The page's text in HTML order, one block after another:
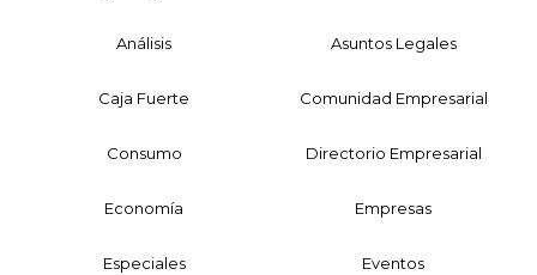
Análisis Asuntos Legales
Caja Fuerte Comunidad Empresarial
Consumo Directorio Empresarial
Economía Empresas
Especiales Eventos